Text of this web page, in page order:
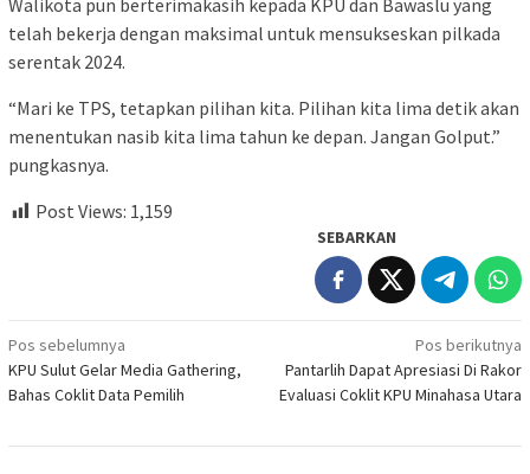
telah bekerja dengan maksimal untuk mensukseskan pilkada
serentak 2024.
“Mari ke TPS, tetapkan pilihan kita. Pilihan kita lima detik akan
menentukan nasib kita lima tahun ke depan. Jangan Golput.”
pungkasnya.
Post Views: 1,159
SEBARKAN
Navigasi
pos
Pos sebelumnya
KPU Sulut Gelar Media Gathering,
Bahas Coklit Data Pemilih
Pos berikutnya
Pantarlih Dapat Apresiasi Di Rakor
Evaluasi Coklit KPU Minahasa Utara